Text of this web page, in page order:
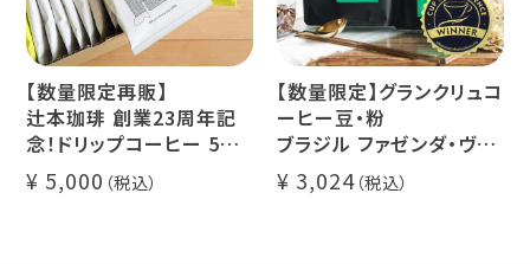
【数量限定再販】
辻本珈琲 創業23周年記
念！ドリップコーヒー 5種
50杯セット
アニバーサリーブレンド
5,000
【数量限定】グランクリュコ
ーヒー豆・粉
ブラジル ファゼンダ・ヴァ
レ・ド・クリスタル（100g /
200g / 1kg）
3,024